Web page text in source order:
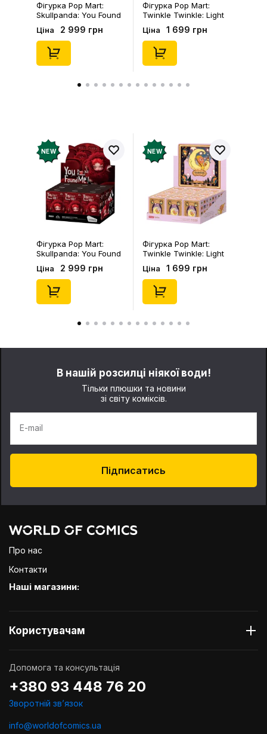
Фігурка Pop Mart:
Skullpanda: You Found
Me!: Plush Doll Pendant
Series (Blind Box: 1 з
10) (Secret Edition),
(29347)
Ціна 2 999 грн
Фігурка Pop Mart:
Twinkle Twinkle: Light
Up: Scene Sets Series
(Blind Box: 1 з 10)
(Secret Edition),
(21372)
Ціна 1 699 грн
NEW
Фігурка Pop Mart:
Skullpanda: You Found
Me!: Plush Doll Pendant
Series (Blind Box: 1 з
10) (Secret Edition),
(29347)
Ціна 2 999 грн
NEW
Фігурка Pop Mart:
Twinkle Twinkle: Light
Up: Scene Sets Series
(Blind Box: 1 з 10)
(Secret Edition),
(21372)
Ціна 1 699 грн
В нашій розсилці ніякої води!
Тільки плюшки та новини
зі світу коміксів.
E-mail
Підписатись
Про нас
Контакти
Наші магазини:
Користувачам
Допомога та консультація
+380 93 448 76 20
Зворотній звʼязок
info@worldofcomics.ua